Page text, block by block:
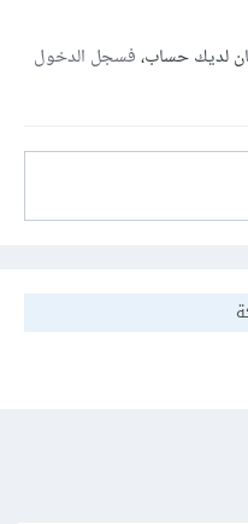
لديك حساب،فسجل الدخول